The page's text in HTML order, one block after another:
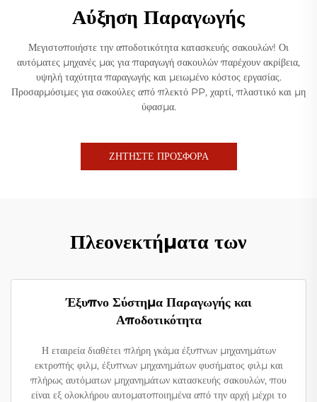
Αύξηση Παραγωγής
Μεγιστοποιήστε την αποδοτικότητα κατασκευής σακουλών! Οι
αυτόματες μηχανές μας για παραγωγή σακουλών παρέχουν ακρίβεια,
υψηλή ταχύτητα παραγωγής και μειωμένο κόστος εργασίας.
Προσαρμόσιμες για σακούλες από πλεκτό PP, χαρτί, πλαστικό και μη
ύφασμα.
ΖΗΤΗΣΤΕ ΠΡΟΣΦΟΡΑ
Πλεονεκτήματα των
Έξυπνο Σύστημα Παραγωγής και
Αποδοτικότητα
Η εταιρεία διαθέτει πλήρη γκάμα έξυπνων μηχανημάτων
εκτροπής φιλμ, έξυπνων μηχανημάτων φυσήματος φιλμ και
πλήρως αυτόματων μηχανημάτων κατασκευής σακουλών, που
είναι εξ ολοκλήρου αυτοματοποιημένα από την αρχή μέχρι το